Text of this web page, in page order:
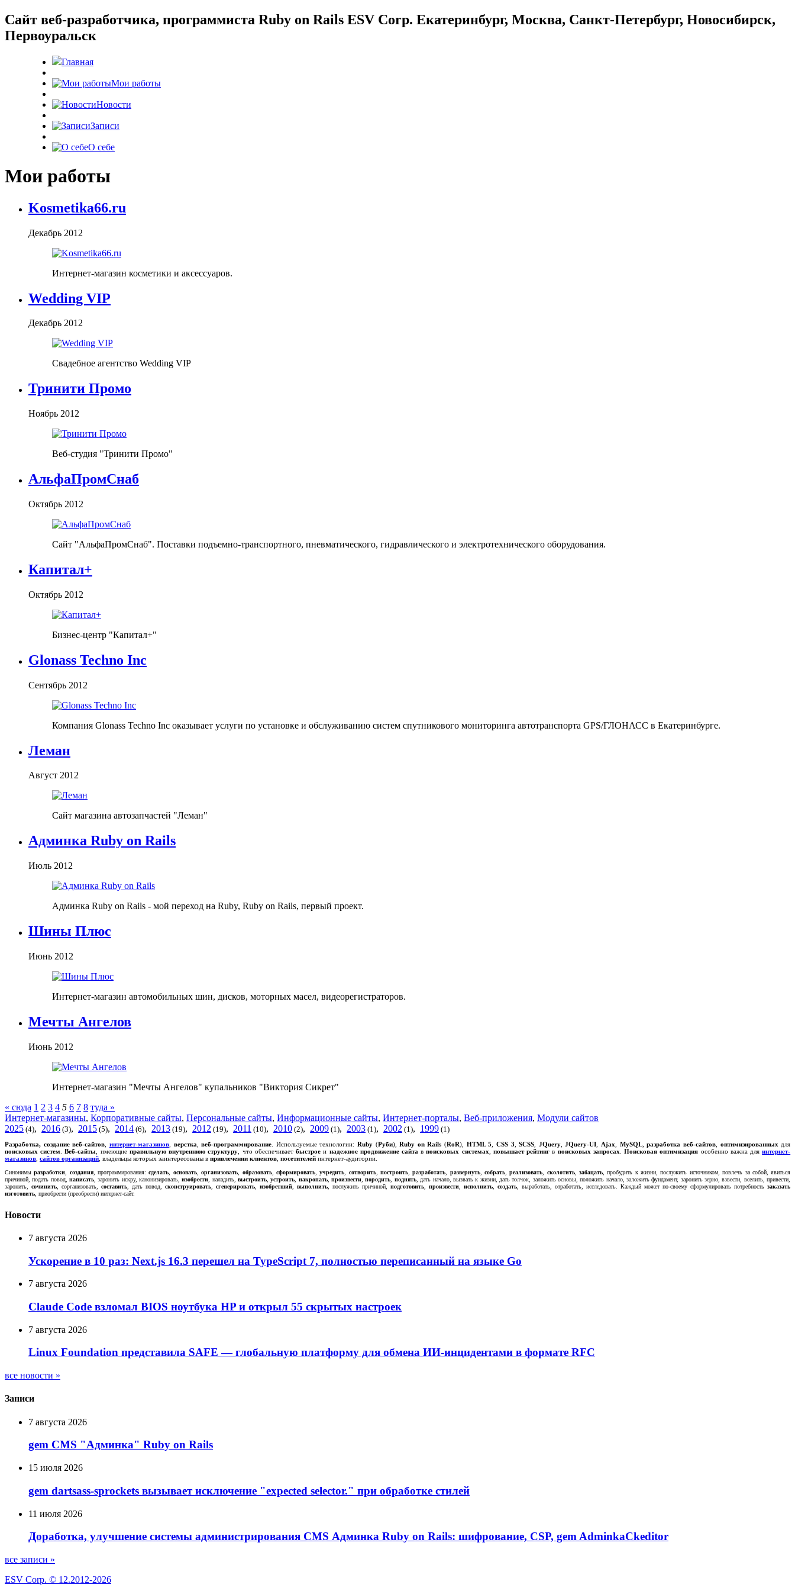
Cайт веб-разработчика, программиста Ruby on Rails ESV Corp. Екатеринбург, Москва, Санкт-Петербург, Новосибирск,
Первоуральск
Главная
Мои работы
Новости
Записи
О себе
Мои работы
Kosmetika66.ru
Декабрь 2012
Интернет-магазин косметики и аксессуаров.
Wedding VIP
Декабрь 2012
Свадебное агентство Wedding VIP
Тринити Промо
Ноябрь 2012
Веб-студия "Тринити Промо"
АльфаПромСнаб
Октябрь 2012
Сайт "АльфаПромСнаб". Поставки подъемно-транспортного, пневматического, гидравлического и электротехнического оборудования.
Капитал+
Октябрь 2012
Бизнес-центр "Капитал+"
Glonass Techno Inc
Сентябрь 2012
Компания Glonass Techno Inc оказывает услуги по установке и обслуживанию систем спутникового мониторинга автотранспорта GPS/ГЛОНАСС в Екатеринбурге.
Леман
Август 2012
Сайт магазина автозапчастей "Леман"
Админка Ruby on Rails
Июль 2012
Админка Ruby on Rails - мой переход на Ruby, Ruby on Rails, первый проект.
Шины Плюс
Июнь 2012
Интернет-магазин автомобильных шин, дисков, моторных масел, видеорегистраторов.
Мечты Ангелов
Июнь 2012
Интернет-магазин "Мечты Ангелов" купальников "Виктория Сикрет"
« сюда 1 2 3 4 5 6 7 8 туда »
Интернет-магазины, Корпоративные сайты, Персональные сайты, Информационные сайты, Интернет-порталы, Веб-приложения, Модули сайтов
2025 (4), 2016 (3), 2015 (5), 2014 (6), 2013 (19), 2012 (19), 2011 (10), 2010 (2), 2009 (1), 2003 (1), 2002 (1), 1999 (1)
Разработка, создание веб-сайтов интернет-магазинов, верстка ,веб-программирование . Используемые технологии: Ruby(Руби),Ruby on Rails (RoR), HTML 5 CSS 3 ,SCSS JQuery,JQuery-UI Ajax MySQL,разработка веб-сайтов, оптимизированных для
поисковых систем
.Веб-сайты , имеющие правильную внутреннюю структуру , что обеспечиваетбыстрое и надежное продвижение сайта впоисковых системах повышает рейтинг в поисковых запросах .Поисковая оптимизация особенно важна для интернет-
магазинов сайтов организаций , владельцы которых заинтересованы в привлечении клиентов посетителей интернет-аудитории.
Синонимыразработки, создания, программирования:сделать, основать,организовать, образовать, сформировать,учредить, сотворить, построить,разработать, развернуть,собрать,реализовать, сколотить,забацать, пробудить к жизни, послужить источником, повлечь за собой, явиться
причиной, подать повод,написать, заронить искру, канонизировать,изобрести, наладить,выстроить,устроить, накропать,произвести,породить, поднять, дать начало, вызвать к жизни, дать толчок, заложить основы, положить начало, заложить фундамент, заронить зерно, взвести, вселить, привести,
заронить, сочинить, сорганизовать, составить, дать повод, сконструировать, сгенерировать, изобретший, выполнить, послужить причиной, подготовить, произвести, исполнить, создать, выработать, отработать, исследовать. Каждый может по-своему сформулировать потребность заказать
изготовить, приобрести (преобрести) интернет-сайт.
Новости
7 августа 2026
Ускорение в 10 раз: Next.js 16.3 перешел на TypeScript 7, полностью переписанный на языке Go
7 августа 2026
Claude Code взломал BIOS ноутбука HP и открыл 55 скрытых настроек
7 августа 2026
Linux Foundation представила SAFE — глобальную платформу для обмена ИИ-инцидентами в формате RFC
все новости »
Записи
7 августа 2026
gem CMS "Админка" Ruby on Rails
15 июля 2026
gem dartsass-sprockets вызывает исключение "expected selector." при обработке стилей
11 июля 2026
Доработка, улучшение системы администрирования CMS Админка Ruby on Rails: шифрование, CSP, gem AdminkaCkeditor
все записи »
ESV Corp. © 12.2012-2026